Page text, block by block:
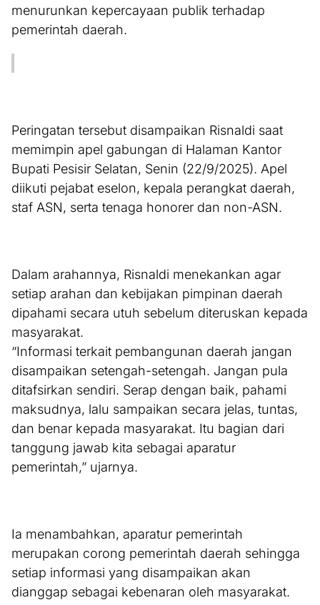
menurunkan kepercayaan publik terhadap
pemerintah daerah.
Peringatan tersebut disampaikan Risnaldi saat
memimpin apel gabungan di Halaman Kantor
Bupati Pesisir Selatan, Senin (22/9/2025). Apel
diikuti pejabat eselon, kepala perangkat daerah,
staf ASN, serta tenaga honorer dan non-ASN.
Dalam arahannya, Risnaldi menekankan agar
setiap arahan dan kebijakan pimpinan daerah
dipahami secara utuh sebelum diteruskan kepada
masyarakat.
“Informasi terkait pembangunan daerah jangan
disampaikan setengah-setengah. Jangan pula
ditafsirkan sendiri. Serap dengan baik, pahami
maksudnya, lalu sampaikan secara jelas, tuntas,
dan benar kepada masyarakat. Itu bagian dari
tanggung jawab kita sebagai aparatur
pemerintah,” ujarnya.
Ia menambahkan, aparatur pemerintah
merupakan corong pemerintah daerah sehingga
setiap informasi yang disampaikan akan
dianggap sebagai kebenaran oleh masyarakat.